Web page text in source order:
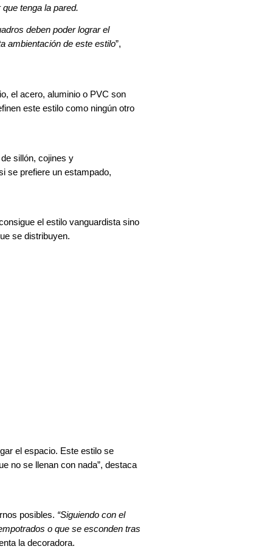
tenga la pared.
deben poder lograr el
ambientación de este estilo”,
el acero, aluminio o PVC son
este estilo como ningún otro
sillón, cojines y
se prefiere un estampado,
el estilo vanguardista sino
se distribuyen.
el espacio. Este estilo se
no se llenan con nada”, destaca
posibles. “Siguiendo con el
o que se esconden tras
la decoradora.